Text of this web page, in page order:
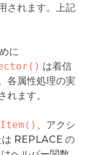
されます。上記
に
は着信
各属性処理の実
ます。
、アクシ
REPLACE の